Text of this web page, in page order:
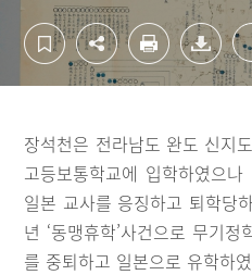
장석천은 전라남도 완도 신지
고등보통학교에 입학하였으
일본 교사를 응징하고 퇴학당
년 ‘동맹휴학’사건으로 무기
를 중퇴하고 일본으로 유학하